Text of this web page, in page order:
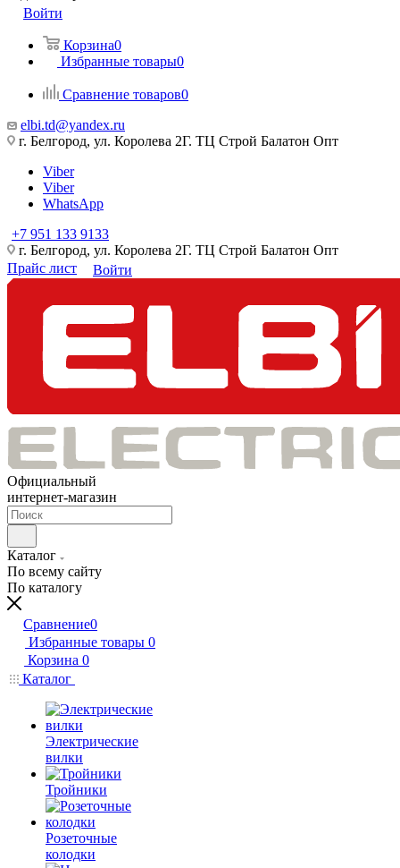
Войти
Корзина0
Избранные товары0
Сравнение товаров0
elbi.td@yandex.ru
г. Белгород, ул. Королева 2Г. ТЦ Строй Балатон Опт
Viber
Viber
WhatsApp
+7 951 133 9133
г. Белгород, ул. Королева 2Г. ТЦ Строй Балатон Опт
Прайс лист
Войти
Официальный
интернет-магазин
Каталог
По всему сайту
По каталогу
Сравнение0
Избранные товары 0
Корзина 0
Каталог
Электрические
вилки
Тройники
Розеточные
колодки